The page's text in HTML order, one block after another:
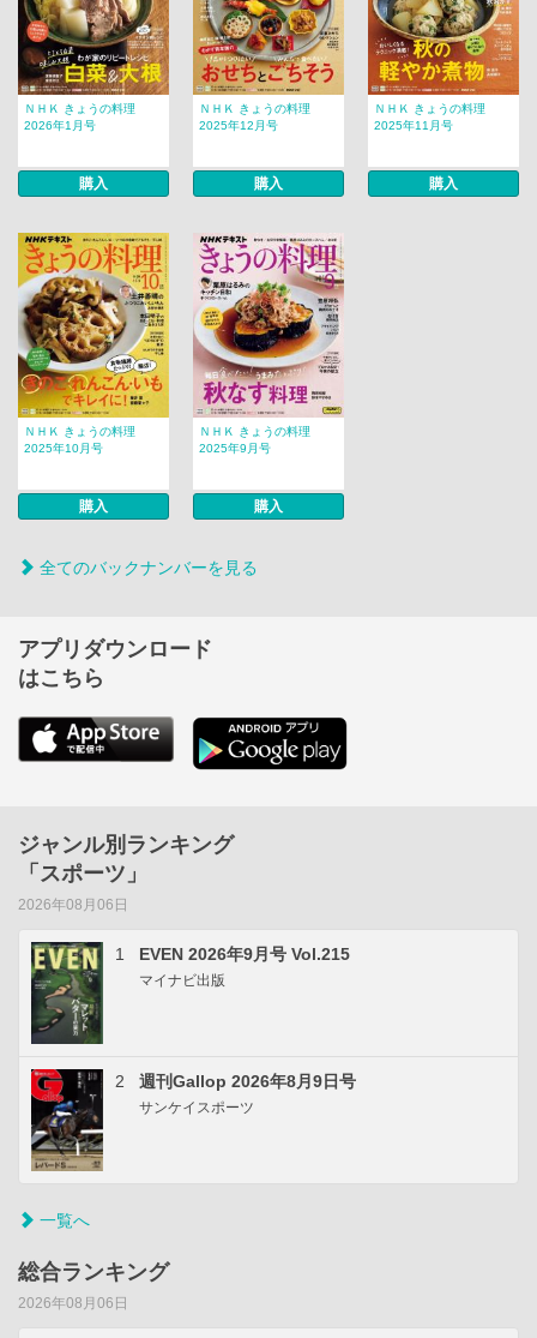
ＮＨＫ きょうの料理
2026年1月号
購入
ＮＨＫ きょうの料理
2025年12月号
購入
ＮＨＫ きょうの料理
2025年11月号
購入
ＮＨＫ きょうの料理
2025年10月号
購入
ＮＨＫ きょうの料理
2025年9月号
購入
全てのバックナンバーを見る
アプリダウンロード
はこちら
ジャンル別ランキング
「スポーツ」
2026年08月06日
1 EVEN 2026年9月号 Vol.215
マイナビ出版
2 週刊Gallop 2026年8月9日号
サンケイスポーツ
一覧へ
総合ランキング
2026年08月06日